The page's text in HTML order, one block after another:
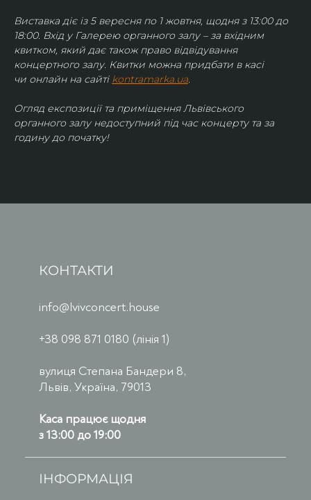
Виставка діє із 5 вересня по 1 жовтня, щодня з 13:00 до
18:00. Вхід у Галерею органного залу – за вхідним
квитком, який дає також право відвідування
концертного залу. Квитки можна придбати в касі
чи онлайн на сайті kontramarka.ua.
Огляд експозиції та приміщення Львівського
органного залу недоступний під час концерту та за
годину до початку!
КОНТАКТИ
info@lvivconcert.house
+38 098 871 0180 (лінія 1)
вулиця Степана Бандери 8,
Львів, Україна, 79013
Каса працює щодня
з 13:00 до 19:00
ІНФОРМАЦІЯ